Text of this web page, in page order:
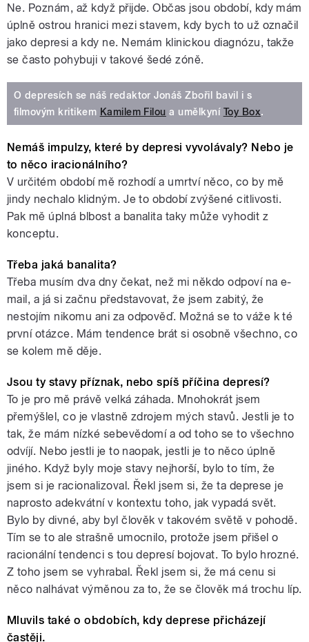
Ne. Poznám, až když přijde. Občas jsou období, kdy mám
úplně ostrou hranici mezi stavem, kdy bych to už označil
jako depresi a kdy ne. Nemám klinickou diagnózu, takže
se často pohybuji v takové šedé zóně.
O depresích se náš redaktor Jonáš Zbořil bavil i s
filmovým kritikem Kamilem Filou a umělkyní Toy Box.
Nemáš impulzy, které by depresi vyvolávaly? Nebo je
to něco iracionálního?
V určitém období mě rozhodí a umrtví něco, co by mě
jindy nechalo klidným. Je to období zvýšené citlivosti.
Pak mě úplná blbost a banalita taky může vyhodit z
konceptu.
Třeba jaká banalita?
Třeba musím dva dny čekat, než mi někdo odpoví na e-
mail, a já si začnu představovat, že jsem zabitý, že
nestojím nikomu ani za odpověď. Možná se to váže k té
první otázce. Mám tendence brát si osobně všechno, co
se kolem mě děje.
Jsou ty stavy příznak, nebo spíš příčina depresí?
To je pro mě právě velká záhada. Mnohokrát jsem
přemýšlel, co je vlastně zdrojem mých stavů. Jestli je to
tak, že mám nízké sebevědomí a od toho se to všechno
odvíjí. Nebo jestli je to naopak, jestli je to něco úplně
jiného. Když byly moje stavy nejhorší, bylo to tím, že
jsem si je racionalizoval. Řekl jsem si, že ta deprese je
naprosto adekvátní v kontextu toho, jak vypadá svět.
Bylo by divné, aby byl člověk v takovém světě v pohodě.
Tím se to ale strašně umocnilo, protože jsem přišel o
racionální tendenci s tou depresí bojovat. To bylo hrozné.
Z toho jsem se vyhrabal. Řekl jsem si, že má cenu si
něco nalhávat výměnou za to, že se člověk má trochu líp.
Mluvils také o obdobích, kdy deprese přicházejí
častěji.